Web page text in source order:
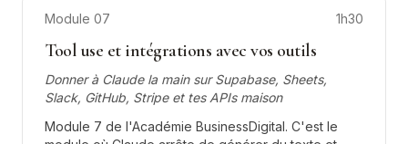
Module 07 1h30
Tool use et intégrations avec vos outils
Donner à Claude la main sur Supabase, Sheets,
Slack, GitHub, Stripe et tes APIs maison
Module 7 de l'Académie BusinessDigital. C'est le